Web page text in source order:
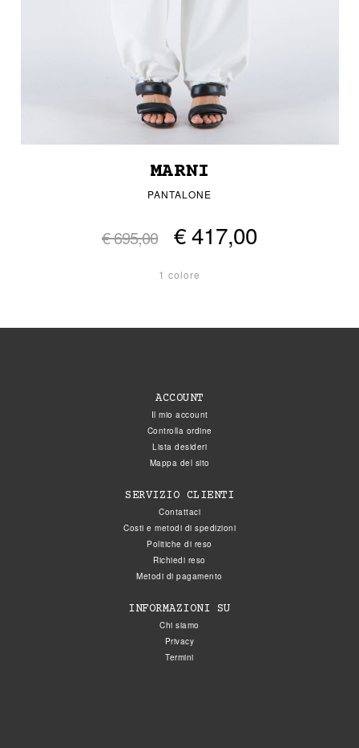
MARNI
PANTALONE
€ 695,00 € 417,00
1 colore
ACCOUNT
Il mio account
Controlla ordine
Lista desideri
Mappa del sito
SERVIZIO CLIENTI
Contattaci
Costi e metodi di spedizioni
Politiche di reso
Richiedi reso
Metodi di pagamento
INFORMAZIONI SU
Chi siamo
Privacy
Termini